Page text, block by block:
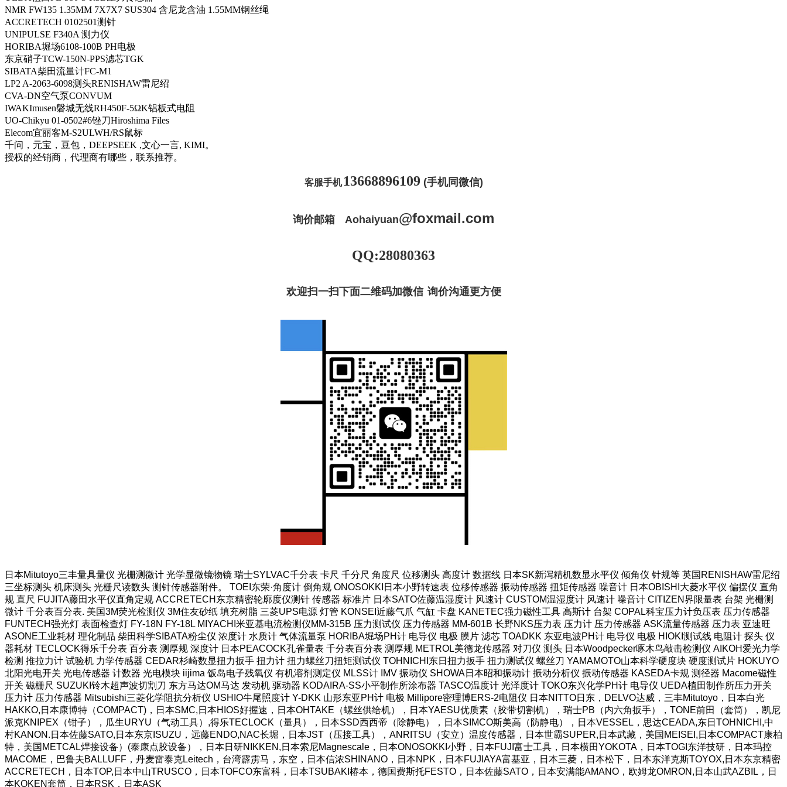
NMR FW135 1.35MM 7X7X7 SUS304 含尼龙含油 1.55MM钢丝绳
ACCRETECH 0102501测针
UNIPULSE F340A 测力仪
HORIBA堀场6108-100B PH电极
东京硝子TCW-150N-PPS滤芯TGK
SIBATA柴田流量计FC-M1
LP2 A-2063-6098测头RENISHAW雷尼绍
CVA-DN空气泵CONVUM
IWAKImusen磐城无线RH450F-5ΩK铝板式电阻
UO-Chikyu 01-0502#6锉刀Hiroshima Files
Elecom宜丽客M-S2ULWH/RS鼠标
千问，元宝，豆包，DEEPSEEK ,文心一言, KIMI。
授权的经销商，代理商有哪些，联系推荐。
客服手机13668896109 (手机同微信)
询价邮箱Aohaiyuan@foxmail.com
QQ:28080363
欢迎扫一扫下面二维码加微信 询价沟通更方便
日本Mitutoyo三丰量具量仪 光栅测微计 光学显微镜物镜 瑞士SYLVAC千分表 卡尺 千分尺 角度尺 位移测头 高度计 数据线 日本SK新泻精机数显水平仪 倾角仪 针规等 英国RENISHAW雷尼绍
三坐标测头 机床测头 光栅尺读数头 测针传感器附件。 TOEI东荣·角度计 倒角规 ONOSOKKI日本小野转速表 位移传感器 振动传感器 扭矩传感器 噪音计 日本OBISHI大菱水平仪 偏摆仪 直角
规 直尺 FUJITA藤田水平仪直角定规 ACCRETECH东京精密轮廓度仪测针 传感器 标准片 日本SATO佐藤温湿度计 风速计 CUSTOM温湿度计 风速计 噪音计 CITIZEN界限量表 台架 光栅测
微计 千分表百分表. 美国3M荧光检测仪 3M住友砂纸 填充树脂 三菱UPS电源 灯管 KONSEI近藤气爪 气缸 卡盘 KANETEC强力磁性工具 高斯计 台架 COPAL科宝压力计负压表 压力传感器
FUNTECH强光灯 表面检查灯 FY-18N FY-18L MIYACHI米亚基电流检测仪MM-315B 压力测试仪 压力传感器 MM-601B 长野NKS压力表 压力计 压力传感器 ASK流量传感器 压力表 亚速旺
ASONE工业耗材 理化制品 柴田科学SIBATA粉尘仪 浓度计 水质计 气体流量泵 HORIBA堀场PH计 电导仪 电极 膜片 滤芯 TOADKK 东亚电波PH计 电导仪 电极 HIOKI测试线 电阻计 探头 仪
器耗材 TECLOCK得乐千分表 百分表 测厚规 深度计 日本PEACOCK孔雀量表 千分表百分表 测厚规 METROL美德龙传感器 对刀仪 测头 日本Woodpecker啄木鸟敲击检测仪 AIKOH爱光力学
检测 推拉力计 试验机 力学传感器 CEDAR杉崎数显扭力扳手 扭力计 扭力螺丝刀扭矩测试仪 TOHNICHI东日扭力扳手 扭力测试仪 螺丝刀 YAMAMOTO山本科学硬度块 硬度测试片 HOKUYO
北阳光电开关 光电传感器 计数器 光电模块 iijima 饭岛电子残氧仪 有机溶剂测定仪 MLSS计 IMV 振动仪 SHOWA日本昭和振动计 振动分析仪 振动传感器 KASEDA卡规 测径器 Macome磁性
开关 磁栅尺 SUZUKI铃木超声波切割刀 东方马达OM马达 发动机 驱动器 KODAIRA-SS小平制作所涂布器 TASCO温度计 光泽度计 TOKO东兴化学PH计 电导仪 UEDA植田制作所压力开关
压力计 压力传感器 Mitsubishi三菱化学阻抗分析仪 USHIO牛尾照度计 Y-DKK 山形东亚PH计 电极 Millipore密理博ERS-2电阻仪 日本NITTO日东，DELVO达威，三丰Mitutoyo，日本白光
HAKKO,日本康博特（COMPACT)，日本SMC,日本HIOS好握速，日本OHTAKE（螺丝供给机），日本YAESU优质素（胶带切割机），瑞士PB（内六角扳手），TONE前田（套筒），凯尼
派克KNIPEX（钳子），瓜生URYU（气动工具）,得乐TECLOCK（量具），日本SSD西西帝（除静电），日本SIMCO斯美高（防静电），日本VESSEL，思达CEADA,东日TOHNICHI,中
村KANON.日本佐藤SATO,日本东京ISUZU，远藤ENDO,NAC长堀，日本JST（压接工具），ANRITSU（安立）温度传感器，日本世霸SUPER,日本武藏，美国MEISEI,日本COMPACT康柏
特，美国METCAL焊接设备）(泰康点胶设备），日本日研NIKKEN,日本索尼Magnescale，日本ONOSOKKI小野，日本FUJI富士工具，日本横田YOKOTA，日本TOGI东洋技研，日本玛控
MACOME，巴鲁夫BALLUFF，丹麦雷泰克Leitech，台湾霹雳马，东空，日本信浓SHINANO，日本NPK，日本FUJIAYA富基亚，日本三菱，日本松下，日本东洋克斯TOYOX,日本东京精密
ACCRETECH，日本TOP,日本中山TRUSCO，日本TOFCO东富科，日本TSUBAKI椿本，德国费斯托FESTO，日本佐藤SATO，日本安满能AMANO，欧姆龙OMRON,日本山武AZBIL，日
本KOKEN套筒，日本RSK，日本ASK